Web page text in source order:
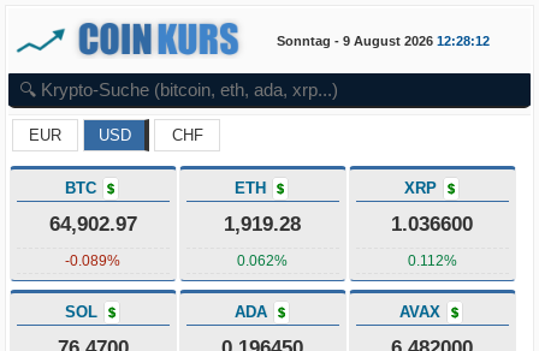
Sonntag - 9 August 2026 12:28:12
EUR USD CHF
BTC $
64,902.97
-0.089%
ETH $
1,919.28
0.062%
XRP $
1.036600
0.112%
SOL $ ADA $ AVAX $